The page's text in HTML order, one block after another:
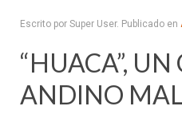
Escrito por Super User. Publicado en
“HUACA”,
ANDINO MAL